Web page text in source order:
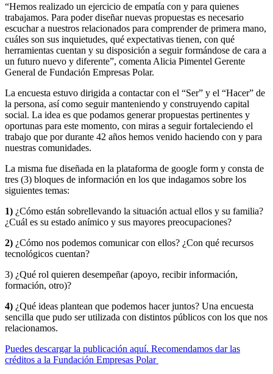
“Hemos realizado un ejercicio de empatía con y para quienes
trabajamos. Para poder diseñar nuevas propuestas es necesario
escuchar a nuestros relacionados para comprender de primera mano,
cuáles son sus inquietudes, qué expectativas tienen, con qué
herramientas cuentan y su disposición a seguir formándose de cara a
un futuro nuevo y diferente”, comenta Alicia Pimentel Gerente
General de Fundación Empresas Polar.
La encuesta estuvo dirigida a contactar con el “Ser” y el “Hacer” de
la persona, así como seguir manteniendo y construyendo capital
social. La idea es que podamos generar propuestas pertinentes y
oportunas para este momento, con miras a seguir fortaleciendo el
trabajo que por durante 42 años hemos venido haciendo con y para
nuestras comunidades.
La misma fue diseñada en la plataforma de google form y consta de
tres (3) bloques de información en los que indagamos sobre los
siguientes temas:
1) ¿Cómo están sobrellevando la situación actual ellos y su familia?
¿Cuál es su estado anímico y sus mayores preocupaciones?
2) ¿Cómo nos podemos comunicar con ellos? ¿Con qué recursos
tecnológicos cuentan?
3) ¿Qué rol quieren desempeñar (apoyo, recibir información,
formación, otro)?
4) ¿Qué ideas plantean que podemos hacer juntos? Una encuesta
sencilla que pudo ser utilizada con distintos públicos con los que nos
relacionamos.
Puedes descargar la publicación aquí. Recomendamos dar las
créditos a la Fundación Empresas Polar